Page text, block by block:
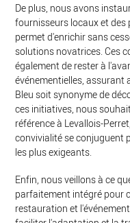
De plus, nous avons
fournisseurs locaux et des
permet d'enrichir sans
solutions novatrices. Ces
également de rester à
événementielles, assurant
Bleu soit synonyme de
ces initiatives, nous
référence à Levallois-
convivialité se conjuguent
les plus exigeants.
Enfin, nous veillons à ce
parfaitement intégré pour
restauration et